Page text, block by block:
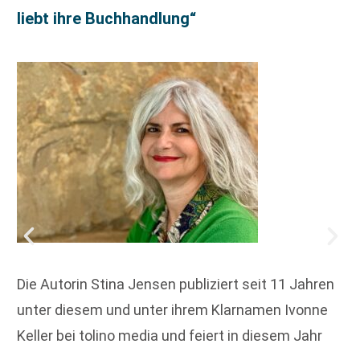
liebt ihre Buchhandlung“
Die Autorin Stina Jensen publiziert seit 11 Jahren
unter diesem und unter ihrem Klarnamen Ivonne
Keller bei tolino media und feiert in diesem Jahr